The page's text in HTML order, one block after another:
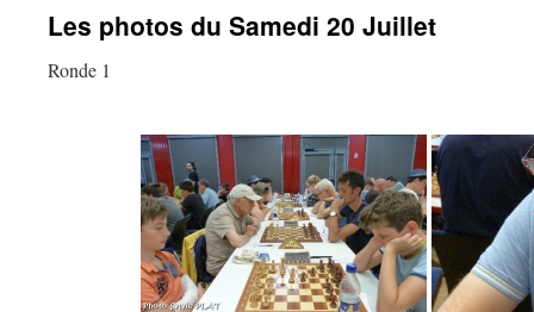
Les photos du Samedi 20 Juillet
Ronde 1